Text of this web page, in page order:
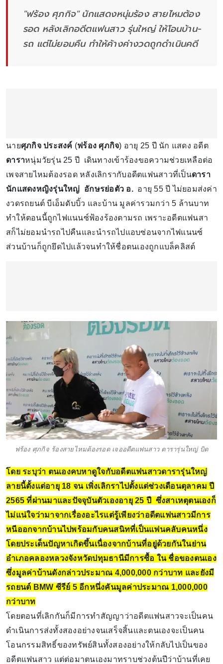
"ฟร้อง ศุภกิจ" นักแสดงหนุ่มร้อง สายไหมต้อง
รอด หลังเลิกอดีตแฟนสาว รุ่นใหญ่ ให้โอนบ้าน-
รถ แต่ไม่ยอมคืน ทำให้ค้างค่างวดถูกดำเนินคดี
นายศุภกิจ ประสงค์ (ฟร้อง ศุภกิจ) อายุ 25 ปี นัก แสดง อดีต
ดาราหนุ่มวัยรุ่น 25 ปี เดินทางเข้าร้องขอความช่วยเหลือต่อ
เพจสายไหมต้องรอด หลังเลิกรากับอดีตแฟนสาวที่เป็นดารา
นักแสดงหญิงรุ่นใหญ่ อักษรย่อตัว อ. อายุ 55 ปี ไม่ยอมส่งค่า
งวดรถยนต์ บีเอ็มดับบิ้ว และบ้าน มูลค่ารวมกว่า 5 ล้านบาท
ทำให้ตอนนี้ถูกไฟแนนซ์ฟ้องร้องตามรถ เพราะอดีตแฟนสา
สก็ไม่ยอมนำรถไปคืนและนำรถไปแอบซ่อนจากไฟแนนซ์
ส่วนบ้านก็ถูกยึดไปแล้วจนทำให้ชื่อตนเองถูกแบล็คลิสต์
ฟร้อง ศุภกิจ ร้องสายไหมต้องรอด เจออดีตแฟนสาว ดารารุ่นใหญ่ บิด
โดย ระบุว่า ตนเองคบหาดูใจกับอดีตแฟนสาวดารารุ่นใหญ่
ลายนี้ตั้งแต่อายุ 18 จน เพิ่งเลิกราไปตั้งแต่ช่วงเดือนตุลาคม ปี
2565 ที่ผ่านมาและปัจจุบันตัวเองอายุ 25 ปี ซึ่งสาเหตุตนเองก็
ไม่แน่ใจว่ามาจากเรื่องอะไรแต่รู้เพียงว่าอดีตแฟนสาวมีการ
หนีออกจากบ้านไปพร้อมกับคนสนิทที่เป็นแฟนคลับคนหนึ่ง
โดยประเด็นปัญหาเกิดขึ้นเนื่องจากบ้านที่อยู่ด้วยกันในย่าน
อำเภอคลองหลวงจังหวัดปทุมธานีมีการซื้อ ใน ชื่อของตนเอง
ซึ่งมูลค่าบ้านดังกล่าวประมาณ 4,000,000 กว่าบาท และยังมี
รถยนต์ BMW ซีรีย์ 5 อีกหนึ่งคันมูลค่าประมาณ 1,000,000
กว่าบาท
โดยตอนที่เลิกกันก็มีการทำสัญญาว่าอดีตแฟนสาวจะเป็นคน
ดำเนินการส่งทั้งสองอย่างจนเสร็จสิ้นและตนเองจะเป็นคน
โอนกรรมสิทธิ์ของทรัพย์สินทั้งสองอย่างให้กลับไปเป็นของ
อดีตแฟนสาว แต่ต่อมาตนเองมาทราบช่วงต้นปีว่าบ้านที่เคย